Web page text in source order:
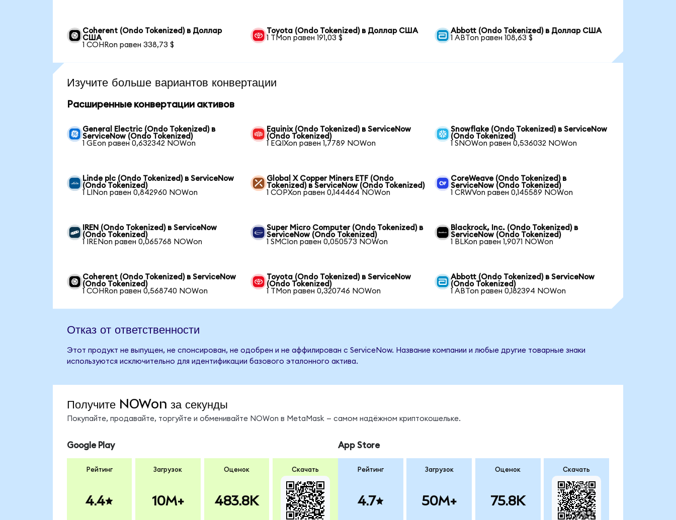
Coherent (Ondo Tokenized) в Доллар
США
1 COHRon равен 338,73 $
Toyota (Ondo Tokenized) в Доллар США
1 TMon равен 191,03 $
Abbott (Ondo Tokenized) в Доллар США
1 ABTon равен 108,63 $
Изучите больше вариантов конвертации
Расширенные конвертации активов
General Electric (Ondo Tokenized) в
ServiceNow (Ondo Tokenized)
1 GEon равен 0,632342 NOWon
Equinix (Ondo Tokenized) в ServiceNow
(Ondo Tokenized)
1 EQIXon равен 1,7789 NOWon
Snowflake (Ondo Tokenized) в ServiceNow
(Ondo Tokenized)
1 SNOWon равен 0,536032 NOWon
Linde plc (Ondo Tokenized) в ServiceNow
(Ondo Tokenized)
1 LINon равен 0,842960 NOWon
Global X Copper Miners ETF (Ondo
Tokenized) в ServiceNow (Ondo Tokenized)
1 COPXon равен 0,144464 NOWon
CoreWeave (Ondo Tokenized) в
ServiceNow (Ondo Tokenized)
1 CRWVon равен 0,145589 NOWon
IREN (Ondo Tokenized) в ServiceNow
(Ondo Tokenized)
1 IRENon равен 0,065768 NOWon
Super Micro Computer (Ondo Tokenized) в
ServiceNow (Ondo Tokenized)
1 SMCIon равен 0,050573 NOWon
Blackrock, Inc. (Ondo Tokenized) в
ServiceNow (Ondo Tokenized)
1 BLKon равен 1,9071 NOWon
Coherent (Ondo Tokenized) в ServiceNow
(Ondo Tokenized)
1 COHRon равен 0,568740 NOWon
Toyota (Ondo Tokenized) в ServiceNow
(Ondo Tokenized)
1 TMon равен 0,320746 NOWon
Abbott (Ondo Tokenized) в ServiceNow
(Ondo Tokenized)
1 ABTon равен 0,182394 NOWon
Отказ от ответственности
Этот продукт не выпущен, не спонсирован, не одобрен и не аффилирован с ServiceNow. Название компании и любые другие товарные знаки
используются исключительно для идентификации базового эталонного актива.
Получите NOWon за секунды
Покупайте, продавайте, торгуйте и обменивайте NOWon в MetaMask — самом надёжном криптокошельке.
Google Play
Рейтинг
4.4
Загрузок
10M+
Оценок
483.8K
Скачать
App Store
Рейтинг
4.7
Загрузок
50M+
Оценок
75.8K
Скачать